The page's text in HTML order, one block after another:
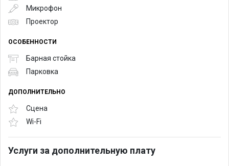
Микрофон
Проектор
ОСОБЕННОСТИ
Барная стойка
Парковка
ДОПОЛНИТЕЛЬНО
Сцена
Wi-Fi
Услуги за дополнительную плату